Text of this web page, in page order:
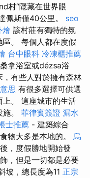
村“隱藏在世界眼
佩斯僅40公里。 seo
燴 該村莊有獨特的氛
。 每個人都在度假
台中眼科 冷凍櫃推薦
拿浴室或dézsa浴
有些人對於擁有森林
思 有很多選擇可供選
。 這座城市的生活
。 菲律賓簽證 漏水
士推薦 - 建築綜合
物大多是本地的。 烏
，度假勝地開始發
，但是一切都是必要
坡，總長度為11 正宗